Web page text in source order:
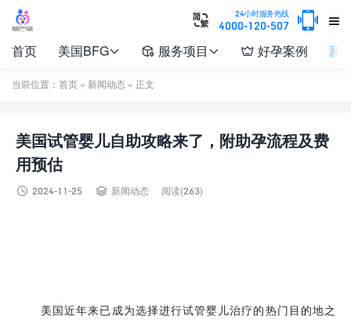

24小时服务热线
4000-120-507 

首页 美国BFG  服务项目   好孕案例 新
当前位置： 首页 » 新闻动态 » 正文
美国试管婴儿自助攻略来了，附助孕流程及费
用预估
 2024-11-25  新闻动态 阅读(263)
美国近年来已成为选择进行试管婴儿治疗的热门目的地之